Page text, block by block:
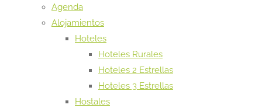
Agenda
Alojamientos
Hoteles
Hoteles Rurales
Hoteles 2 Estrellas
Hoteles 3 Estrellas
Hostales